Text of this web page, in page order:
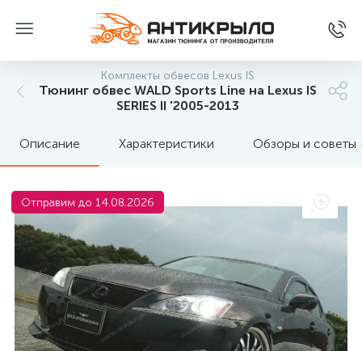
Комплекты обвесов Lexus IS
Тюнинг обвес WALD Sports Line на Lexus IS
SERIES II '2005-2013
Описание Характеристики Обзоры и советы
Отправим до 14.08.2026